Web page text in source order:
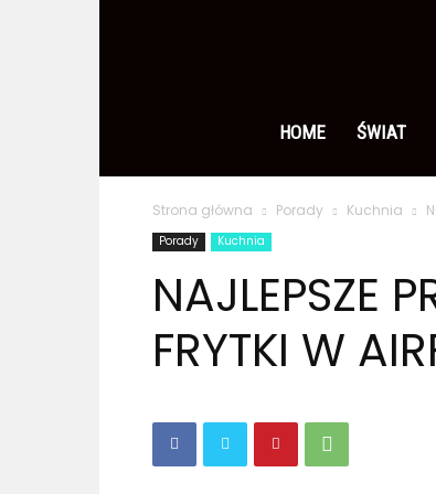
polsku
HOME ŚWIAT
Strona główna Porady Kuchnia
Porady Kuchnia
NAJLEPSZE
FRYTKI W